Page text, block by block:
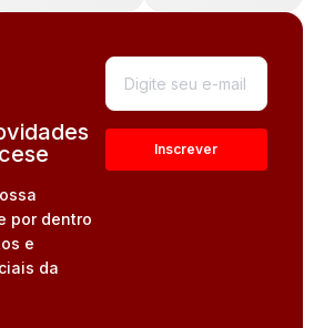
por dentro
e
da